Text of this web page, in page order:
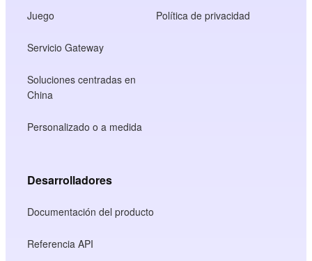
Juego
Servicio Gateway
Soluciones centradas en
China
Personalizado o a medida
Política de privacidad
Desarrolladores
Documentación del producto
Referencia API